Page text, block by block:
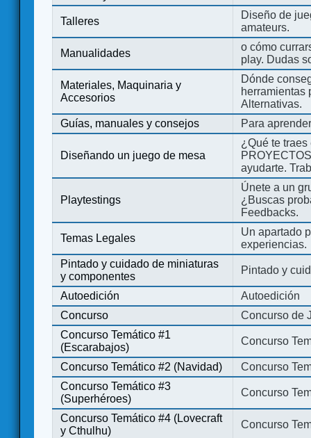
Talleres
Diseño de
amateurs.
Manualidades
o cómo
play. Dudas
Materiales, Maquinaria y
Accesorios
Dónde
herramientas
Alternativas.
Guías, manuales y consejos
Para
Diseñando un juego de mesa
¿Qué te
ayudarte.
Playtestings
Únete a un
¿Buscas
Feedbacks.
Temas Legales
Un apartado
experiencias.
Pintado y cuidado de miniaturas
y componentes
Pintado y
Autoedición
Autoedición
Concurso
Concurso de
Concurso Temático #1
(Escarabajos)
Concurso
Concurso Temático #2 (Navidad)
Concurso
Concurso Temático #3
(Superhéroes)
Concurso
Concurso Temático #4 (Lovecraft
y Cthulhu)
Concurso